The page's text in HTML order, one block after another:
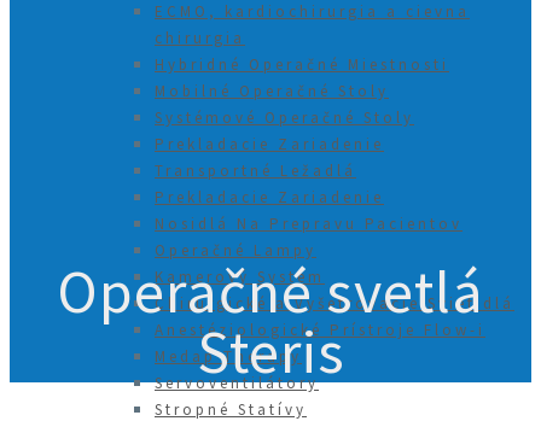
ECMO, kardiochirurgia a cievna
chirurgia
Hybridné Operačné Miestnosti
Mobilné Operačné Stoly
Systémové Operačné Stoly
Prekladacie Zariadenie
Transportné Ležadlá
Prekladacie Zariadenie
Nosidlá Na Prepravu Pacientov
Operačné Lampy
Kamerový Systém
Chirurgické a Vyšetrovacie Svietidlá
Anestéziologické Prístroje Flow-i
Medap Therapy
Servoventilátory
Stropné Statívy
Operačné svetlá
Steris